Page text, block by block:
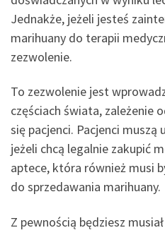
Jednakże, jeżeli jesteś
marihuany do terapii
zezwolenie.
To zezwolenie jest
częściach świata, zależenie
się pacjenci. Pacjenci muszą
jeżeli chcą legalnie zakupić
aptece, która również musi
do sprzedawania marihuany.
Z pewnością będziesz